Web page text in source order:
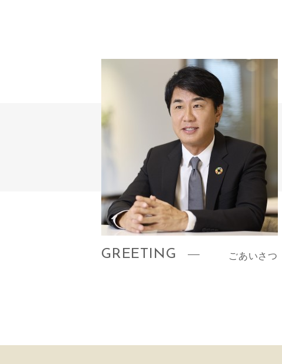
GREETING ごあいさつ